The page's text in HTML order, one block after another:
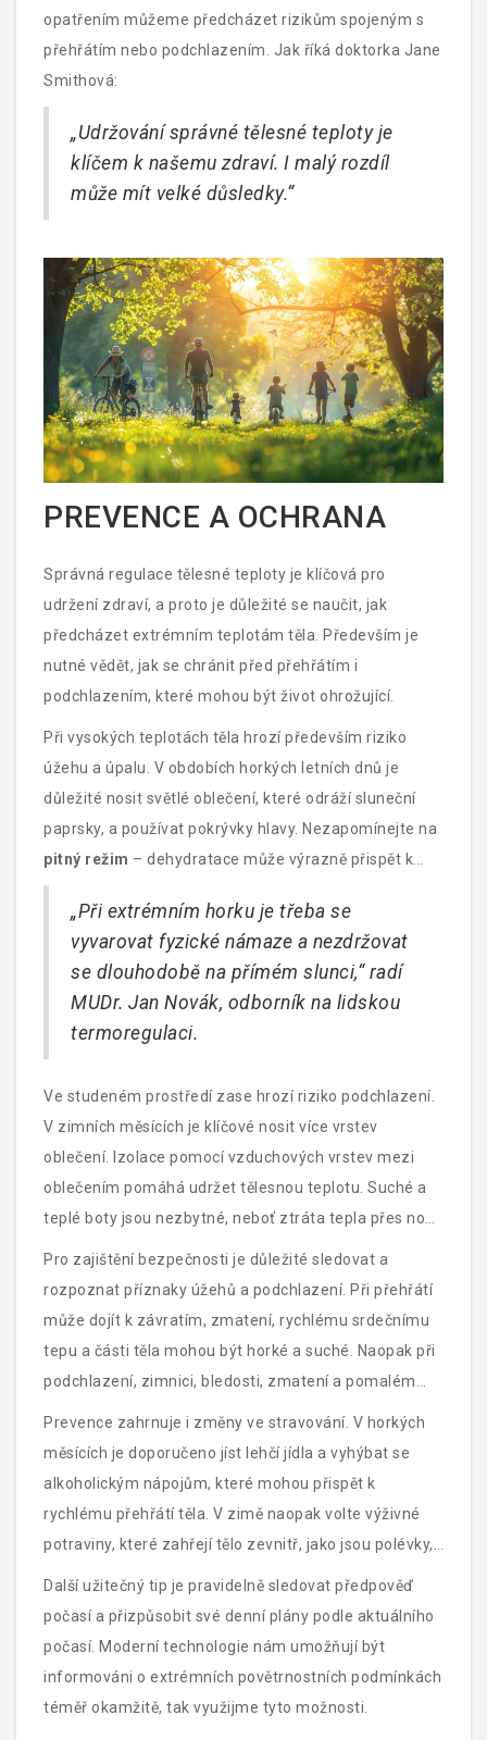
opatřením můžeme předcházet rizikům spojeným s
přehřátím nebo podchlazením. Jak říká doktorka Jane
Smithová:
„Udržování správné tělesné teploty je
klíčem k našemu zdraví. I malý rozdíl
může mít velké důsledky.“
PREVENCE A OCHRANA
Správná regulace tělesné teploty je klíčová pro
udržení zdraví, a proto je důležité se naučit, jak
předcházet extrémním teplotám těla. Především je
nutné vědět, jak se chránit před přehřátím i
podchlazením, které mohou být život ohrožující.
Při vysokých teplotách těla hrozí především riziko
úžehu a úpalu. V obdobích horkých letních dnů je
důležité nosit světlé oblečení, které odráží sluneční
paprsky, a používat pokrývky hlavy. Nezapomínejte na
pitný režim – dehydratace může výrazně přispět k
přehřátí organismu.
„Při extrémním horku je třeba se
vyvarovat fyzické námaze a nezdržovat
se dlouhodobě na přímém slunci,“ radí
MUDr. Jan Novák, odborník na lidskou
termoregulaci.
Ve studeném prostředí zase hrozí riziko podchlazení.
V zimních měsících je klíčové nosit více vrstev
oblečení. Izolace pomocí vzduchových vrstev mezi
oblečením pomáhá udržet tělesnou teplotu. Suché a
teplé boty jsou nezbytné, neboť ztráta tepla přes nohy
může být velmi rychlá. Také nezapomínejte na čepici
a rukavice, protože hlava a ruce rychle chladnou.
Pro zajištění bezpečnosti je důležité sledovat a
rozpoznat příznaky úžehů a podchlazení. Při přehřátí
může dojít k závratím, zmatení, rychlému srdečnímu
tepu a části těla mohou být horké a suché. Naopak při
podchlazení, zimnici, bledosti, zmatení a pomalém
srdečním tepu je nutné tělu rychle dodat teplo. V
případě jakýchkoli podezření na přehřátí nebo
podchlazení, je nezbytné vyhledat lékařskou pomoc
ihned.
Prevence zahrnuje i změny ve stravování. V horkých
měsících je doporučeno jíst lehčí jídla a vyhýbat se
alkoholickým nápojům, které mohou přispět k
rychlému přehřátí těla. V zimě naopak volte výživné
potraviny, které zahřejí tělo zevnitř, jako jsou polévky,
teplé čaje nebo kořeněná jídla.
Další užitečný tip je pravidelně sledovat předpověď
počasí a přizpůsobit své denní plány podle aktuálního
počasí. Moderní technologie nám umožňují být
informováni o extrémních povětrnostních podmínkách
téměř okamžitě, tak využijme tyto možnosti.